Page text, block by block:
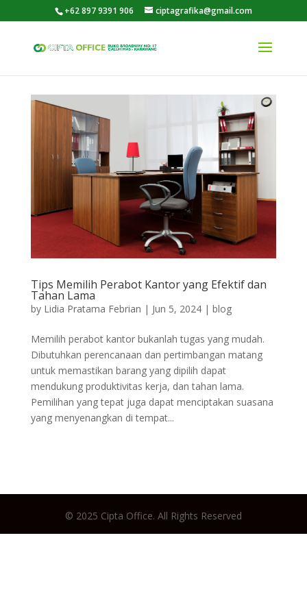
+62 897 9391 906 ciptagrafika@gmail.com
Tips Memilih Perabot Kantor yang Efektif dan
Tahan Lama
by Lidia Pratama Febrian | Jun 5, 2024| blog
Memilih perabot kantor bukanlah tugas yang mudah.
Dibutuhkan perencanaan dan pertimbangan matang
untuk memastikan barang yang dipilih dapat
mendukung produktivitas kerja, dan tahan lama.
Pemilihan yang tepat juga dapat menciptakan suasana
yang menyenangkan di tempat...
© 2025 Cipta Office. All Rights Reserved